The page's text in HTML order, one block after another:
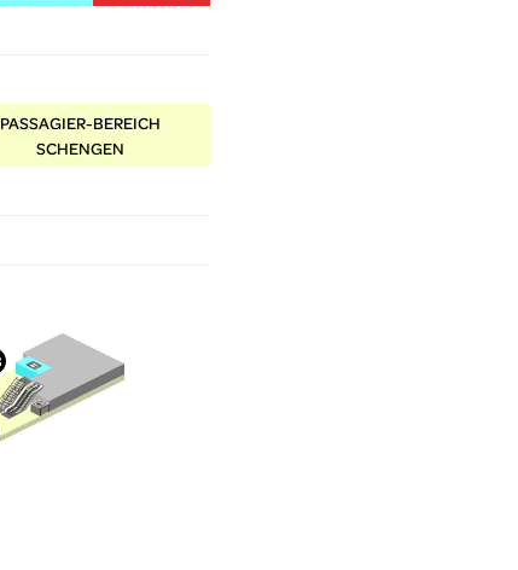
PASSAGIER-BEREICH
SCHENGEN